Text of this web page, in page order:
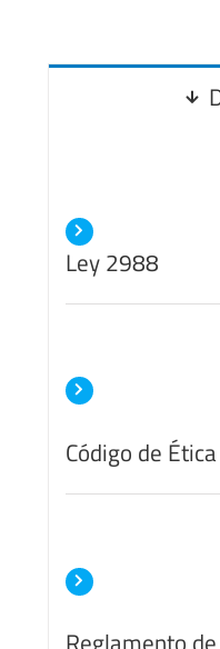
Ley 2988
Código de Ética